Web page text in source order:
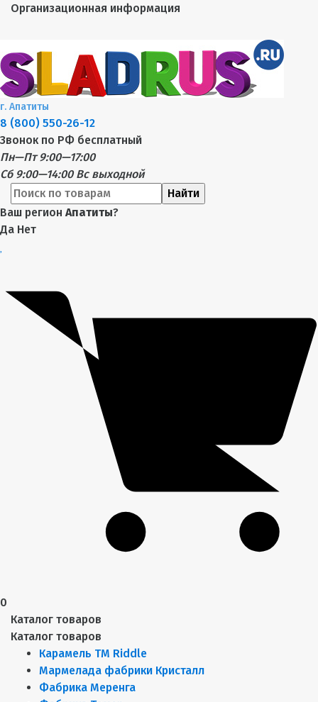
Организационная информация
г. Апатиты
8 (800) 550-26-12
Звонок по РФ бесплатный
Пн—Пт 9:00—17:00
Сб 9:00—14:00 Вс выходной
Найти
Ваш регион Апатиты?
Да Нет
0
Каталог товаров
Каталог товаров
Карамель ТМ Riddle
Мармелада фабрики Кристалл
Фабрика Меренга